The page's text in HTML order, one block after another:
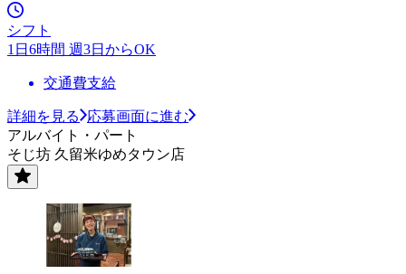
シフト
1日6時間 週3日からOK
交通費支給
詳細を見る
応募画面に進む
アルバイト・パート
そじ坊 久留米ゆめタウン店